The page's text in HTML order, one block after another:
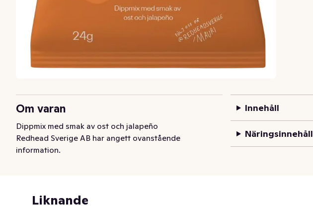
Om varan
Dippmix med smak av ost och jalapeño
Redhead Sverige AB har angett ovanstående
information.
Innehåll
Näringsinnehåll
Liknande